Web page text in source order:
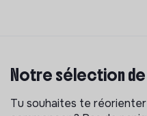
Notre sélection
Tu souhaites te réorienter